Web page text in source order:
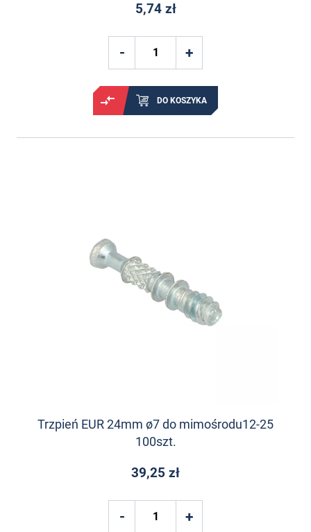
5,74 zł
DO KOSZYKA
Trzpień EUR 24mm ø7 do mimośrodu12-25
100szt.
39,25 zł